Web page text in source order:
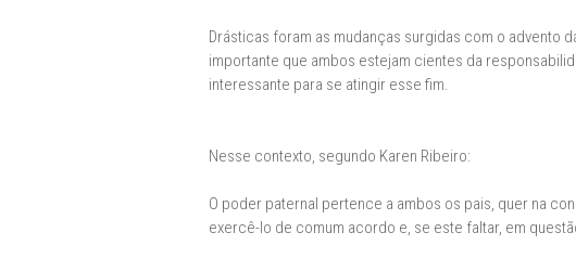
Drásticas foram as mudanças surgidas com o advento
importante que ambos estejam cientes da
interessante para se atingir esse fim.
Nesse contexto, segundo Karen Ribeiro:
O poder paternal pertence a ambos os pais, quer na
exercê-lo de comum acordo e, se este faltar, em